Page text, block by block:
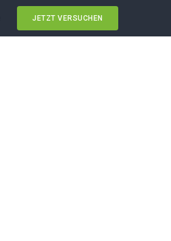
JETZT VERSUCHEN